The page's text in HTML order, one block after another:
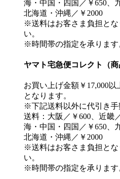
海・中国・四国／￥650、
北海道・沖縄／￥2000
※送料はお客さま負担とな
い。
※時間帯の指定を承ります
ヤマト宅急便コレクト（商
お買い上げ金額￥17,000以
となります。
※下記送料以外に代引き手
送料：大阪／￥600、近畿
海・中国・四国／￥650、
北海道・沖縄／￥2000
※送料はお客さま負担とな
い。
※時間帯の指定を承ります